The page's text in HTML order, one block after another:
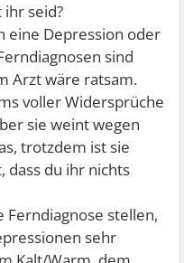
seid?
eine Depression oder
sind
Arzt wäre ratsam.
voller Widersprüche
sie weint wegen
trotzdem ist sie
dass du ihr nichts
Ferndiagnose stellen,
sehr